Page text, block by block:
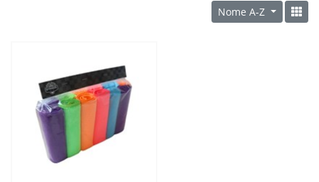
Nome A-Z